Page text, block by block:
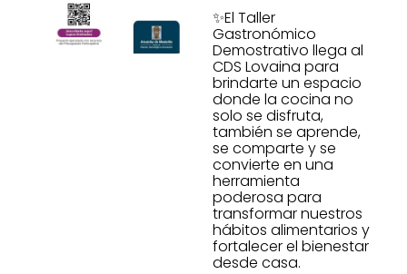
✨El Taller
Gastronómico
Demostrativo llega al
CDS Lovaina para
brindarte un espacio
donde la cocina no
solo se disfruta,
también se aprende,
se comparte y se
convierte en una
herramienta
poderosa para
transformar nuestros
hábitos alimentarios y
fortalecer el bienestar
desde casa.